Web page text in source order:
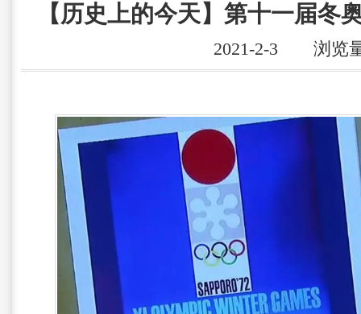
【历史上的今天】第十一届冬
2021-2-3 浏览